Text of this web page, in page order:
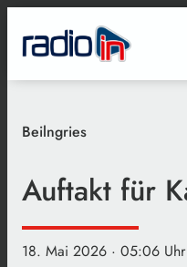
Beilngries
Auftakt für
18. Mai 2026 · 05:06 Uhr